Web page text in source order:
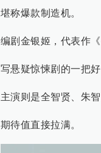
堪称爆款制造机。
编剧金银姬，代表作
写悬疑惊悚剧的一把好
主演则是全智贤、朱
期待值直接拉满。